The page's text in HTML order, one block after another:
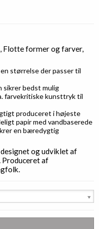
Flotte former og farver,
størrelse der passer til
sikrer bedst mulig
farvekritiske kunsttryk til
produceret i højeste
papir med vandbaserede
en bæredygtig
og udviklet af
Produceret af